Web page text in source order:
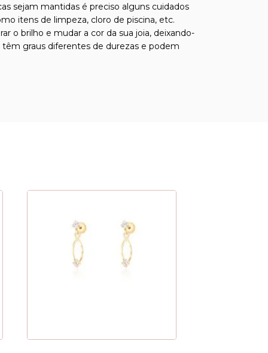
sejam mantidas é preciso alguns cuidados
itens de limpeza, cloro de piscina, etc.
o brilho e mudar a cor da sua joia, deixando-
têm graus diferentes de durezas e podem